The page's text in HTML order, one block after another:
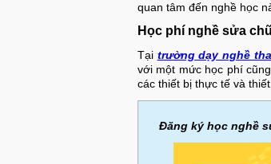
quan tâm đến nghề học
Học phí nghề sửa
Tại trường dạy nghề
với một mức học phí
các thiết bị thực tế và
Đăng ký học nghề